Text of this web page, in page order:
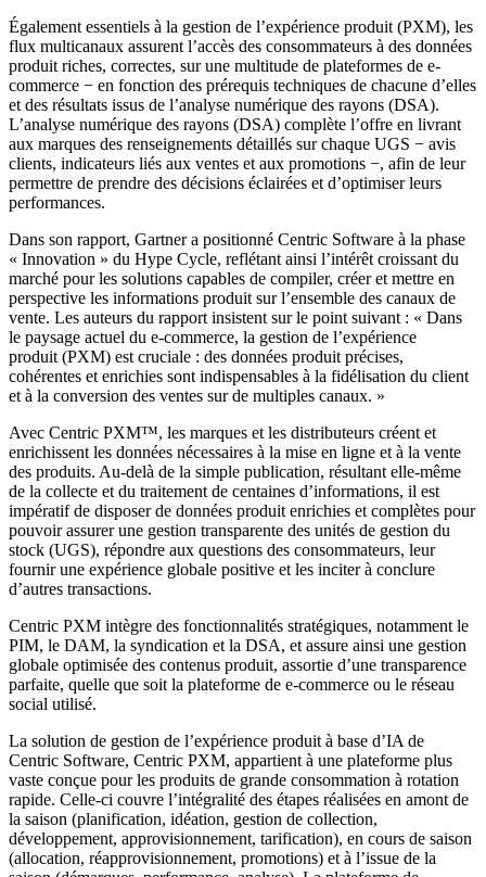
Également essentiels à la gestion de l’expérience produit (PXM), les
flux multicanaux assurent l’accès des consommateurs à des données
produit riches, correctes, sur une multitude de plateformes de e-
commerce − en fonction des prérequis techniques de chacune d’elles
et des résultats issus de l’analyse numérique des rayons (DSA).
L’analyse numérique des rayons (DSA) complète l’offre en livrant
aux marques des renseignements détaillés sur chaque UGS − avis
clients, indicateurs liés aux ventes et aux promotions −, afin de leur
permettre de prendre des décisions éclairées et d’optimiser leurs
performances.
Dans son rapport, Gartner a positionné Centric Software à la phase
« Innovation » du Hype Cycle, reflétant ainsi l’intérêt croissant du
marché pour les solutions capables de compiler, créer et mettre en
perspective les informations produit sur l’ensemble des canaux de
vente. Les auteurs du rapport insistent sur le point suivant : « Dans
le paysage actuel du e-commerce, la gestion de l’expérience
produit (PXM) est cruciale : des données produit précises,
cohérentes et enrichies sont indispensables à la fidélisation du client
et à la conversion des ventes sur de multiples canaux. »
Avec Centric PXM™, les marques et les distributeurs créent et
enrichissent les données nécessaires à la mise en ligne et à la vente
des produits. Au-delà de la simple publication, résultant elle-même
de la collecte et du traitement de centaines d’informations, il est
impératif de disposer de données produit enrichies et complètes pour
pouvoir assurer une gestion transparente des unités de gestion du
stock (UGS), répondre aux questions des consommateurs, leur
fournir une expérience globale positive et les inciter à conclure
d’autres transactions.
Centric PXM intègre des fonctionnalités stratégiques, notamment le
PIM, le DAM, la syndication et la DSA, et assure ainsi une gestion
globale optimisée des contenus produit, assortie d’une transparence
parfaite, quelle que soit la plateforme de e-commerce ou le réseau
social utilisé.
La solution de gestion de l’expérience produit à base d’IA de
Centric Software, Centric PXM, appartient à une plateforme plus
vaste conçue pour les produits de grande consommation à rotation
rapide. Celle-ci couvre l’intégralité des étapes réalisées en amont de
la saison (planification, idéation, gestion de collection,
développement, approvisionnement, tarification), en cours de saison
(allocation, réapprovisionnement, promotions) et à l’issue de la